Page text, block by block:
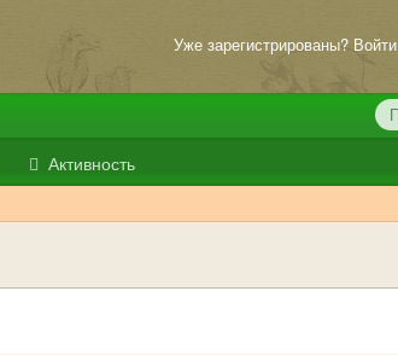
Уже зарегистрированы? Войти
Активность